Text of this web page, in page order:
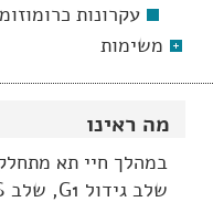
מה ראינו
במהלך חיי תא
עקרונות
משימות